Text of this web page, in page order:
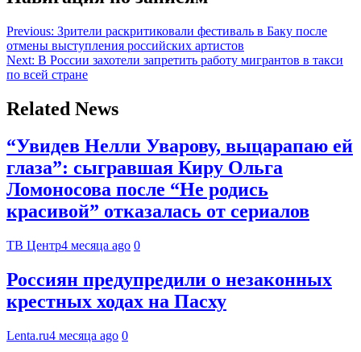
Previous: Зрители раскритиковали фестиваль в Баку после
отмены выступления российских артистов
Next: В России захотели запретить работу мигрантов в такси
по всей стране
Related News
“Увидев Нелли Уварову, выцарапаю ей
глаза”: сыгравшая Киру Ольга
Ломоносова после “Не родись
красивой” отказалась от сериалов
ТВ Центр4 месяца ago 0
Россиян предупредили о незаконных
крестных ходах на Пасху
Lenta.ru4 месяца ago 0